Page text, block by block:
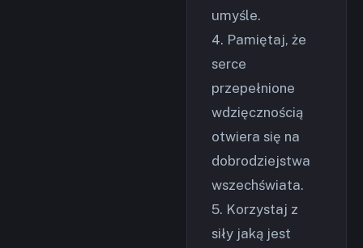
umyśle.
4. Pamiętaj, że
serce
przepełnione
wdzięcznością
otwiera się na
dobrodziejstwa
wszechświata.
5. Korzystaj z
siły jaką jest